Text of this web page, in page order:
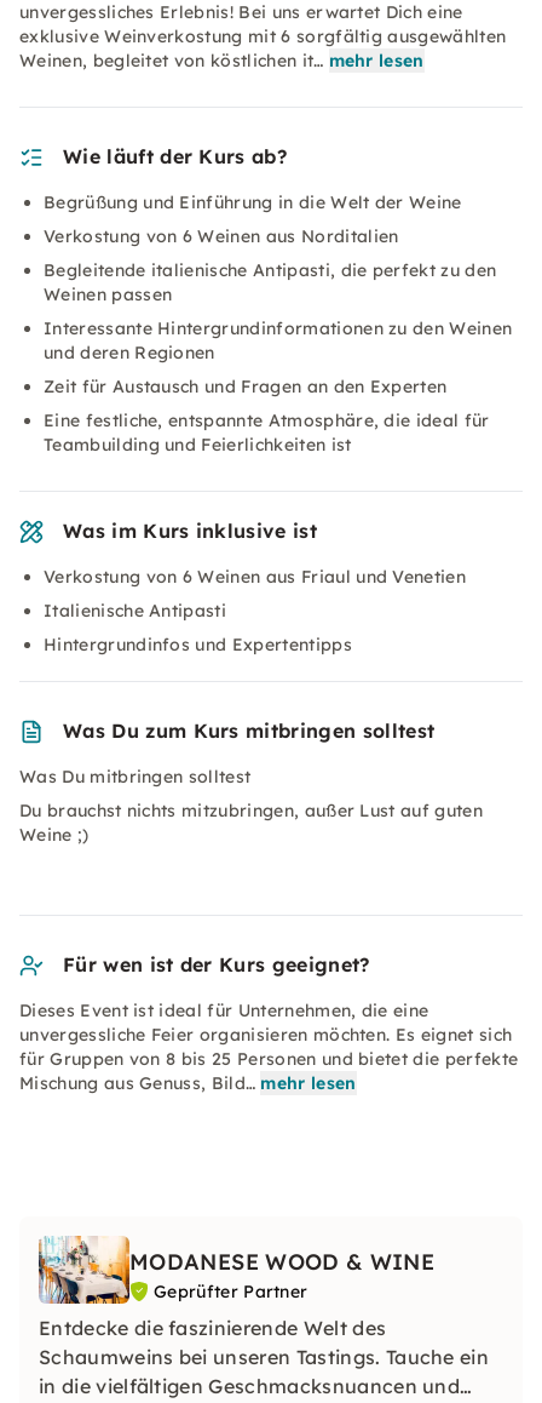
unvergessliches Erlebnis! Bei uns erwartet Dich eine
exklusive Weinverkostung mit 6 sorgfältig ausgewählten
Weinen, begleitet von köstlichen it… mehr lesen
Wie läuft der Kurs ab?
Begrüßung und Einführung in die Welt der Weine
Verkostung von 6 Weinen aus Norditalien
Begleitende italienische Antipasti, die perfekt zu den
Weinen passen
Interessante Hintergrundinformationen zu den Weinen
und deren Regionen
Zeit für Austausch und Fragen an den Experten
Eine festliche, entspannte Atmosphäre, die ideal für
Teambuilding und Feierlichkeiten ist
Was im Kurs inklusive ist
Verkostung von 6 Weinen aus Friaul und Venetien
Italienische Antipasti
Hintergrundinfos und Expertentipps
Was Du zum Kurs mitbringen solltest
Was Du mitbringen solltest
Du brauchst nichts mitzubringen, außer Lust auf guten
Weine ;)
Für wen ist der Kurs geeignet?
Dieses Event ist ideal für Unternehmen, die eine
unvergessliche Feier organisieren möchten. Es eignet sich
für Gruppen von 8 bis 25 Personen und bietet die perfekte
Mischung aus Genuss, Bild… mehr lesen
MODANESE WOOD & WINE
Geprüfter Partner
Entdecke die faszinierende Welt des
Schaumweins bei unseren Tastings. Tauche ein
in die vielfältigen Geschmacksnuancen und